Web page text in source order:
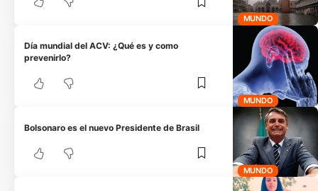
MUNDO
MUNDO
Día mundial del ACV: ¿Qué es y como
prevenirlo?
MUNDO
Bolsonaro es el nuevo Presidente de Brasil